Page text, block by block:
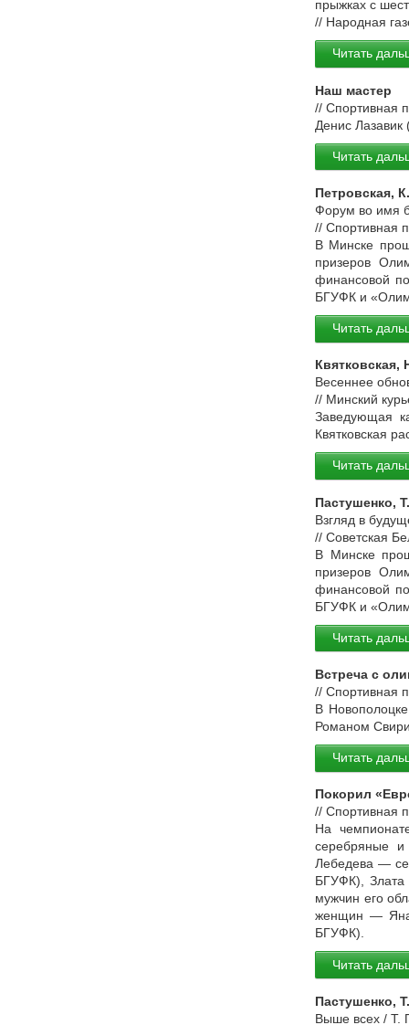
прыжках с
// Народная
Читать
Наш мастер
// Спортивная
Денис
Читать
Петровская, К.
Форум во имя
// Спортивная
В Минске
призеров
финансовой
БГУФК и
Читать
Квятковская,
Весеннее
// Минский
Заведующая
Квятковская
Читать
Пастушенко, Т.
Взгляд в
// Советская
В Минске
призеров
финансовой
БГУФК и
Читать
Встреча с
// Спортивная
В
Романом
Читать
Покорил
// Спортивная
На
серебряные
Лебедева —
БГУФК), Злата
мужчин его
женщин — Яна
БГУФК).
Читать
Пастушенко, Т.
Выше всех / Т.